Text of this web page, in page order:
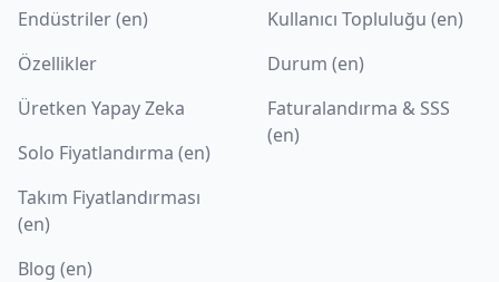
Endüstriler (en)
Özellikler
Üretken Yapay Zeka
Solo Fiyatlandırma (en)
Takım Fiyatlandırması
(en)
Blog (en)
Kullanıcı Topluluğu (en)
Durum (en)
Faturalandırma & SSS
(en)